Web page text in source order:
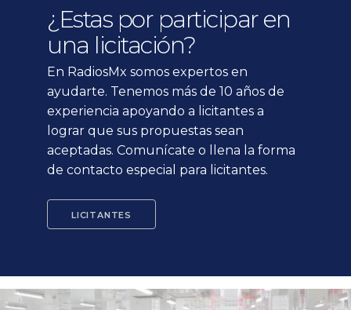
¿Estas por participar en
una licitación?
En RadiosMx somos expertos en
ayudarte. Tenemos más de 10 años de
experiencia apoyando a licitantes a
lograr que sus propuestas sean
aceptadas. Comunícate o llena la forma
de contacto especial para licitantes.
LICITANTES